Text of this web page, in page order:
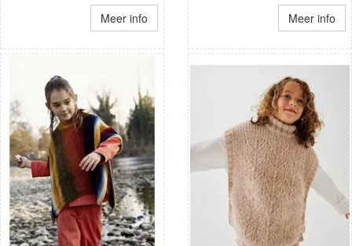
Meer info Meer info